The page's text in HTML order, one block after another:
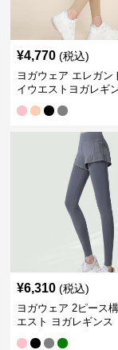
¥4,770 (税込)
ヨガウェア エレガン
イウエストヨガレギ
¥6,310 (税込)
ヨガウェア 2ピース
エスト ヨガレギンス